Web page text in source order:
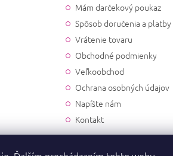
Mám darčekový poukaz
Spôsob doručenia a platby
Vrátenie tovaru
Obchodné podmienky
Veľkoobchod
Ochrana osobných údajov
Napíšte nám
Kontakt